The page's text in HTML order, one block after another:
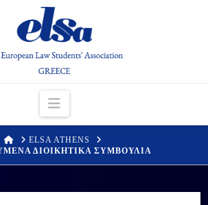
Navigation
HOMEELSA ATHENS
ΔΙΟΙΚΗΤΙΚΑ ΣΥΜΒΟΥΛΙΑ